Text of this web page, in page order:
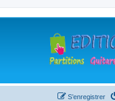
S’enregistrer